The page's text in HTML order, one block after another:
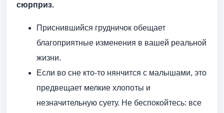
сюрприз.
Приснившийся грудничок обещает
благоприятные изменения в вашей реальной
жизни.
Если во сне кто-то нянчится с малышами, это
предвещает мелкие хлопоты и
незначительную суету. Не беспокойтесь: все